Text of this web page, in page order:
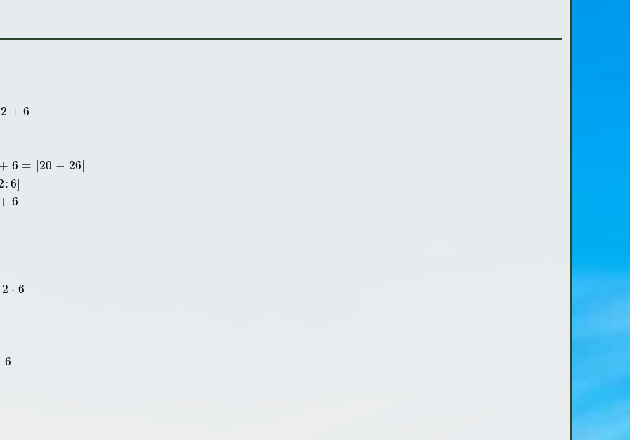
2 + 6
+ 6 = |20 − 26|
|
: 6]
+ 6
2 ⋅ 6
6